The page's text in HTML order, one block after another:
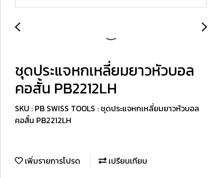
ชุดประแจหกเหลี่ยมยาวหัวบอล
คอสั้น PB2212LH
SKU : PB SWISS TOOLS : ชุดประแจหกเหลี่ยมยาวหัวบอล
คอสั้น PB2212LH
เพิ่มรายการโปรด
เปรียบเทียบ